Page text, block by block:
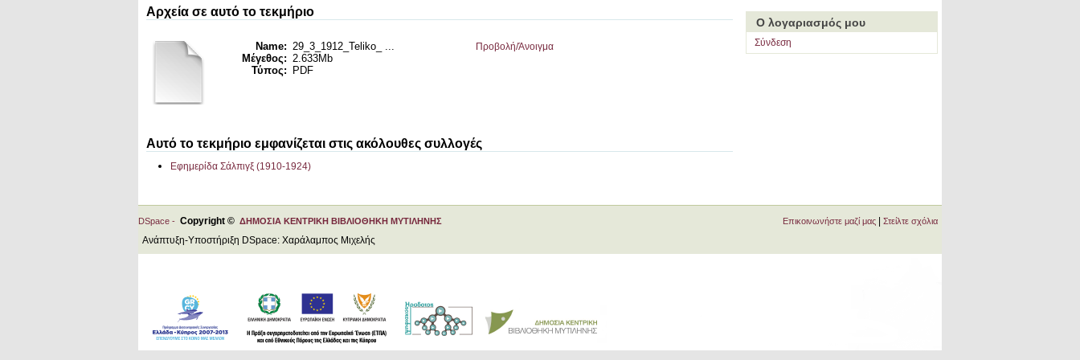
Αρχεία σε αυτό το τεκμήριο
Name: 29_3_1912_Teliko_ ...
Μέγεθος: 2.633Mb
Τύπος:
PDF
Προβολή/Άνοιγμα
Αυτό το τεκμήριο εμφανίζεται στις ακόλουθες συλλογές
Εφημερίδα Σάλπιγξ (1910-1924)
Ο λογαριασμός μου
Σύνδεση
DSpace - Copyright © ΔΗΜΟΣΙΑ ΚΕΝΤΡΙΚΗ ΒΙΒΛΙΟΘΗΚΗ ΜΥΤΙΛΗΝΗΣ
Ανάπτυξη-Υποστήριξη DSpace: Χαράλαμπος Μιχελής
Επικοινωνήστε μαζί μας Στείλτε σχόλια